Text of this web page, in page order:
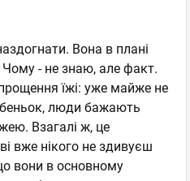
Вона в плані
Чому - не знаю, але факт.
їжі: уже майже не
люди бажають
Взагалі ж, це
вже нікого не здивуєш
вони в основному